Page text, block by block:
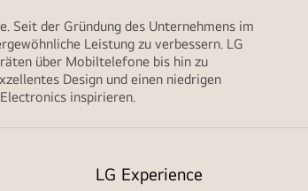
der Gründung des Unternehmens im
Leistung zu verbessern. LG
über Mobiltelefone bis hin zu
Design und einen niedrigen
inspirieren.
LG Experience